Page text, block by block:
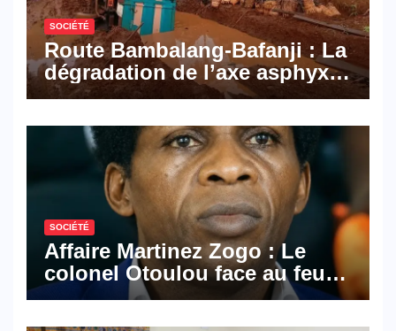
SOCIÉTÉ
Route Bambalang-Bafanji : La
dégradation de l’axe asphyxie
les activités économiques
SOCIÉTÉ
Affaire Martinez Zogo : Le
colonel Otoulou face au feu
croisé des avocats de la